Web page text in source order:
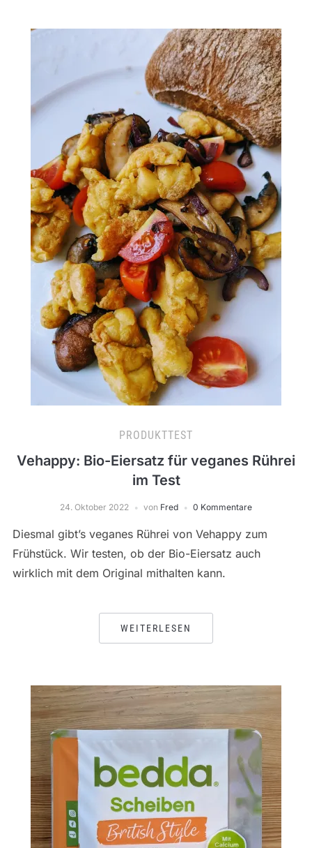
PRODUKTTEST
Vehappy: Bio-Eiersatz für veganes Rührei
im Test
24. Oktober 2022 von Fred 0 Kommentare
Diesmal gibt’s veganes Rührei von Vehappy zum
Frühstück. Wir testen, ob der Bio-Eiersatz auch
wirklich mit dem Original mithalten kann.
WEITERLESEN